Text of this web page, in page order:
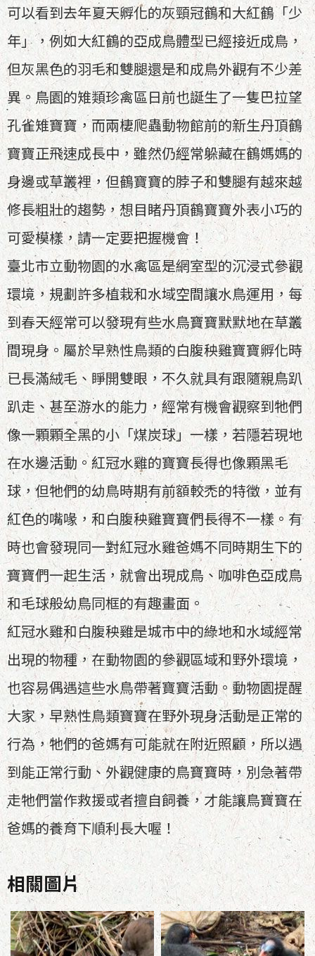
可以看到去年夏天孵化的灰頸冠鶴和大紅鶴「少
年」，例如大紅鶴的亞成鳥體型已經接近成鳥，
但灰黑色的羽毛和雙腿還是和成鳥外觀有不少差
異。鳥園的雉類珍禽區日前也誕生了一隻巴拉望
孔雀雉寶寶，而兩棲爬蟲動物館前的新生丹頂鶴
寶寶正飛速成長中，雖然仍經常躲藏在鶴媽媽的
身邊或草叢裡，但鶴寶寶的脖子和雙腿有越來越
修長粗壯的趨勢，想目睹丹頂鶴寶寶外表小巧的
可愛模樣，請一定要把握機會！
臺北市立動物園的水禽區是網室型的沉浸式參觀
環境，規劃許多植栽和水域空間讓水鳥運用，每
到春天經常可以發現有些水鳥寶寶默默地在草叢
間現身。屬於早熟性鳥類的白腹秧雞寶寶孵化時
已長滿絨毛、睜開雙眼，不久就具有跟隨親鳥趴
趴走、甚至游水的能力，經常有機會觀察到牠們
像一顆顆全黑的小「煤炭球」一樣，若隱若現地
在水邊活動。紅冠水雞的寶寶長得也像顆黑毛
球，但牠們的幼鳥時期有前額較禿的特徵，並有
紅色的嘴喙，和白腹秧雞寶寶們長得不一樣。有
時也會發現同一對紅冠水雞爸媽不同時期生下的
寶寶們一起生活，就會出現成鳥、咖啡色亞成鳥
和毛球般幼鳥同框的有趣畫面。
紅冠水雞和白腹秧雞是城市中的綠地和水域經常
出現的物種，在動物園的參觀區域和野外環境，
也容易偶遇這些水鳥帶著寶寶活動。動物園提醒
大家，早熟性鳥類寶寶在野外現身活動是正常的
行為，牠們的爸媽有可能就在附近照顧，所以遇
到能正常行動、外觀健康的鳥寶寶時，別急著帶
走牠們當作救援或者擅自飼養，才能讓鳥寶寶在
爸媽的養育下順利長大喔！
相關圖片